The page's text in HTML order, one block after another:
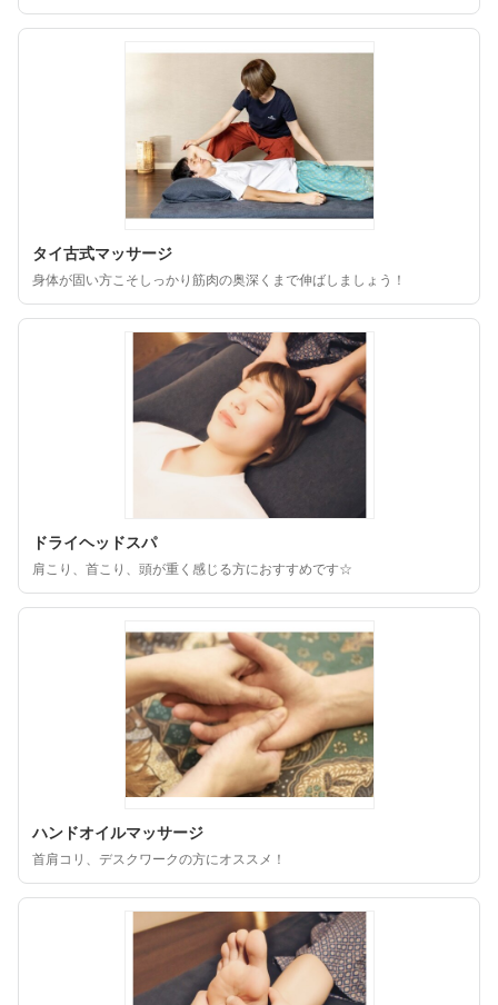
タイ古式マッサージ
身体が固い方こそしっかり筋肉の奥深くまで伸ばしましょう！
ドライヘッドスパ
肩こり、首こり、頭が重く感じる方におすすめです☆
ハンドオイルマッサージ
首肩コリ、デスクワークの方にオススメ！